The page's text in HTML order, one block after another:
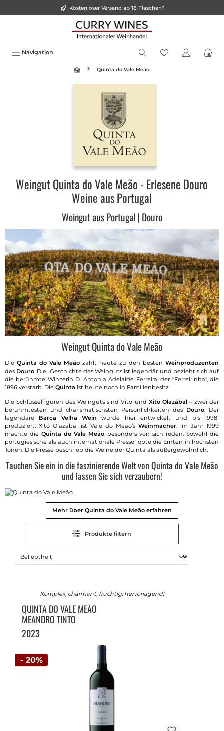
Kostenloser Versand ab 18 Flaschen*
Navigation
Quinta do Vale Meão
Weingut Quinta do Vale Meão - Erlesene Douro
Weine aus Portugal
Weingut aus Portugal | Douro
Weingut Quinta do Vale Meão
Die Quinta do Vale Meão zählt heute zu den besten Weinproduzenten
des Douro. Die Geschichte des Weinguts ist legendär und bezieht sich auf
die berühmte Winzerin D. Antonia Adelaide Ferreira, der "Ferreirinha", die
1896 verstarb. Die Quinta ist heute noch in Familienbesitz.
Die Schlüsselfiguren des Weinguts sind Vito und Xito Olazábal– zwei der
berühmtesten und charismatischsten Persönlichkeiten des Douro. Der
legendäre Barca Velha Wein wurde hier entwickelt und bis 1998
produziert. Xito Olazábal ist Vale do Meão’s Weinmacher. Im Jahr 1999
machte dieQuinta do Vale Meão besonders von sich reden. Sowohl die
portugiesische als auch internationale Presse lobte die Ernten in höchsten
Tönen. Die Presse beschrieb die Weine der Quinta als außergewöhnlich.
Tauchen Sie ein in die faszinierende Welt von Quinta do Vale Meão
und lassen Sie sich verzaubern!
Mehr über Quinta do Vale Meão erfahren
Produkte filtern
- 20%
Komplex, charmant, fruchtig, hervorragend!
QUINTA DO VALE MEÃO
MEANDRO TINTO
2023